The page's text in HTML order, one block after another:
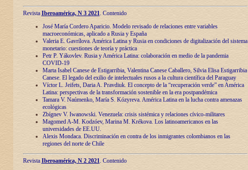
Revista Iberoamérica, N 3 2021. Contenido
José María Cordero Aparicio. Modelo revisado de relaciones entre variables
macroeconómicas, aplicado a Rusia y España
Valeria E. Gavrílova. América Latina y Rusia en condiciones de digitalización del sistema
monetario: cuestiones de teoría y práctica
Petr P. Yákovlev. Rusia y América Latina: colaboración en medio de la pandemia
COVID-19
Marta Isabel Canese de Estigarribia, Valentina Canese Caballero, Silvia Elisa Estigarribia
Canese. El legado del exilio de intelectuales rusos a la cultura científica del Paraguay
Víctor L. Jeifets, Daria A. Pravdiuk. El concepto de la “recuperación verde” en América
Latina: perspectivas de la transformación sostenible en la era postpandémica
Tamara V. Naúmenko, María S. Kózyreva. América Latina en la lucha contra amenazas
ecológicas
Zbígnev V. Iwanowski. Venezuela: crisis sistémica y relaciones cívico-militares
Magomed A-M. Kodzóev, Marina M. Krékova. Los latinoamericanos en las
universidades de EE.UU.
Alexis Mondaca. Discriminación en contra de los inmigrantes colombianos en las
regiones del norte de Chile
RevistaIberoamérica, N 2 2021. Contenido